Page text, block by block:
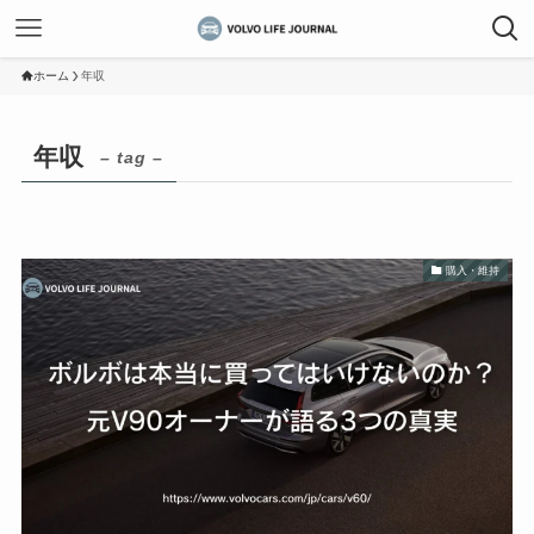
ホーム 年収
年収 – tag –
購入・維持